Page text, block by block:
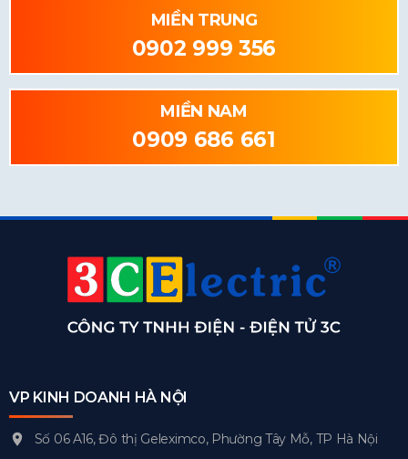
MIỀN TRUNG
0902 999 356
MIỀN NAM
0909 686 661
VP KINH DOANH HÀ NỘI
Số 06 A16, Đô thị Geleximco, Phường Tây Mỗ, TP Hà Nội